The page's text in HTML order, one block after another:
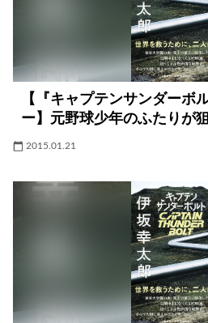
【『キャプテンサンダーボ
ー】元野球少年のふたりが
2015.01.21